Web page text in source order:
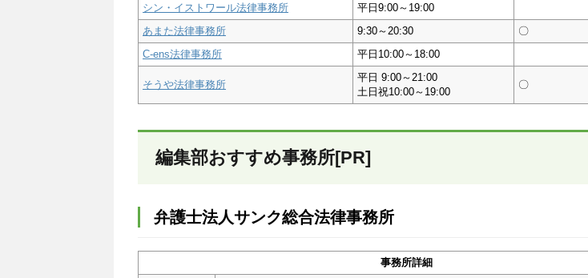
シン・イストワール法律事務所
平日9:00～19:00
あまた法律事務所
9:30～20:30 〇
C-ens法律事務所
平日10:00～18:00
そうや法律事務所
平日 9:00～21:00
土日祝10:00～19:00
〇
編集部おすすめ事務所[PR]
弁護士法人サンク総合法律事務所
事務所詳細